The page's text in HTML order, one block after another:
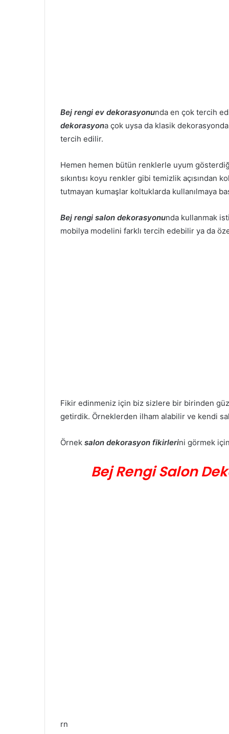
Bej rengi ev dekorasyonunda en çok tercih
dekorasyona çok uysa da klasik
tercih edilir.
Hemen hemen bütün renklerle uyum
sıkıntısı koyu renkler gibi temizlik
tutmayan kumaşlar koltuklarda kullanılmaya
Bej rengi salon dekorasyonunda kullanmak
mobilya modelini farklı tercih edebilir ya da
Fikir edinmeniz için biz sizlere bir birinden
getirdik. Örneklerden ilham alabilir ve kendi
Örnek salon dekorasyon fikirlerini görmek
Bej Rengi Salon
rn